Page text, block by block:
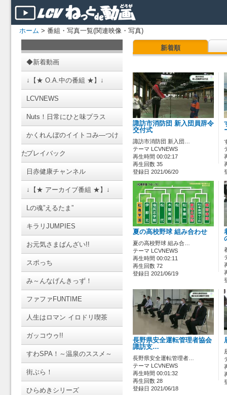
ホーム > 番組・写真一覧(関連映像・写真)
◆新着動画
↓【★ O.A.中の番組 ★】↓
LCVNEWS
Nuts！日常にひと味プラス
かくれんぼのイイトコみ―つけ
たプレイバック
日赤健康チャンネル
↓【★ アーカイブ番組 ★】↓
Lの魂”えるたま”
キラリJUMPIES
お元気さまばんざい!!
スポっち
み～んなげんきっず！
ファファFUNTIME
人生はロマン イロドリ喫茶
ガッコウゥ!!
すわSPA！～温泉のススメ～
街ぶら！
ひらめきシリーズ
新着順
諏訪市消防団 新入団員辞令
交付式
諏訪市消防団 新入団…
テーマ LCVNEWS
再生時間 00:02:17
再生回数 35
登録日 2021/06/20
夏の高校野球 組み合わせ
夏の高校野球 組み合…
テーマ LCVNEWS
再生時間 00:02:11
再生回数 72
登録日 2021/06/19
長野県安全運転管理者協会
諏訪支…
長野県安全運転管理者…
テーマ LCVNEWS
再生時間 00:01:32
再生回数 28
登録日 2021/06/18